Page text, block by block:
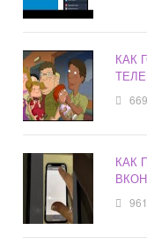
КАК
КАК